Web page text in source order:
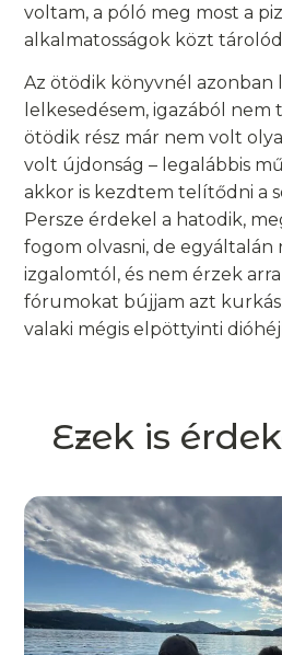
voltam, a póló meg most a
alkalmatosságok közt
Az ötödik könyvnél azonban
lelkesedésem, igazából nem
ötödik rész már nem volt
volt újdonság – legalábbis
akkor is kezdtem telítődni a
Persze érdekel a hatodik,
fogom olvasni, de egyáltalán
izgalomtól, és nem érzek
fórumokat bújjam azt
valaki mégis elpöttyinti
Ezek is